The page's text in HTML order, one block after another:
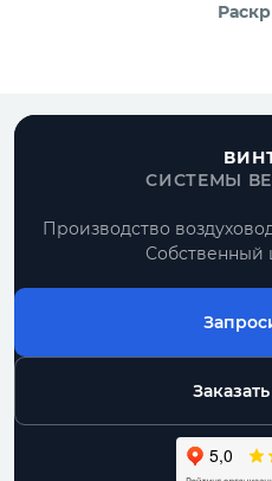
СИСТЕМЫ
Производство
Собственный